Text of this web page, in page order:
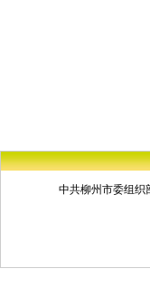
中共柳州市委组织